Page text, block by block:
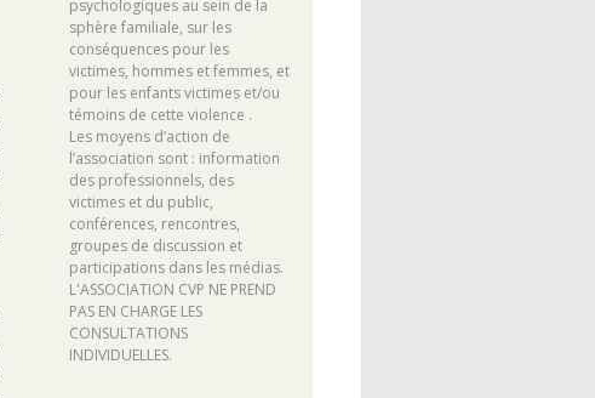
psychologiques au sein de la
sphère familiale, sur les
conséquences pour les
victimes, hommes et femmes, et
pour les enfants victimes et/ou
témoins de cette violence .
Les moyens d’action de
l’association sont : information
des professionnels, des
victimes et du public,
conférences, rencontres,
groupes de discussion et
participations dans les médias.
L'ASSOCIATION CVP NE PREND
PAS EN CHARGE LES
CONSULTATIONS
INDIVIDUELLES.